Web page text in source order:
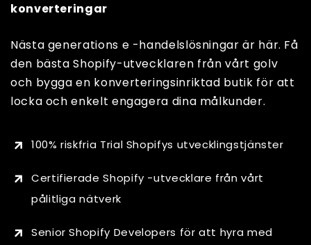
konverteringar
Nästa generations e -handelslösningar är här. Få
den bästa Shopify-utvecklaren från vårt golv
och bygga en konverteringsinriktad butik för att
locka och enkelt engagera dina målkunder.
100% riskfria Trial Shopifys utvecklingstjänster
Certifierade Shopify -utvecklare från vårt
pålitliga nätverk
Senior Shopify Developers för att hyra med